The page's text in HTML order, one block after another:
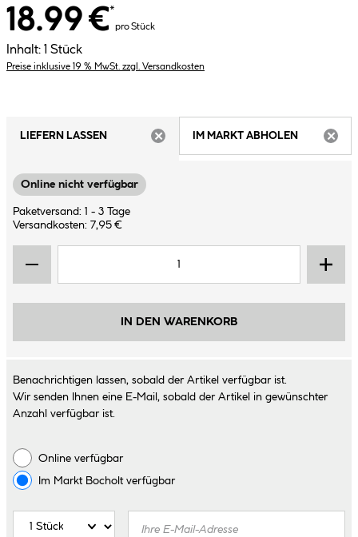
18.99 €*
pro Stück
Inhalt: 1 Stück
Preise inklusive 19 % MwSt. zzgl. Versandkosten
LIEFERN LASSEN
IM MARKT ABHOLEN
Online nicht verfügbar
Paketversand: 1 - 3 Tage
Versandkosten: 7,95 €
IN DEN WARENKORB
Benachrichtigen lassen, sobald der Artikel verfügbar ist.
Wir senden Ihnen eine E-Mail, sobald der Artikel in gewünschter
Anzahl verfügbar ist.
Online verfügbar
Im Markt Bocholtverfügbar